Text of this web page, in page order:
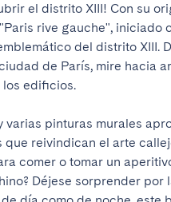
el distrito XIII! Con su
rive gauche",
del distrito XIII.
de París, mire hacia
edificios.
varias pinturas murales
que reivindican el arte
comer o tomar un
Déjese sorprender